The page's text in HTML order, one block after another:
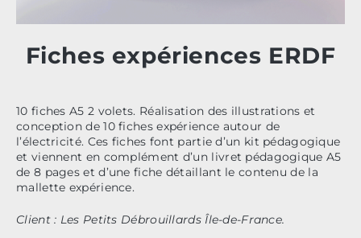
Fiches expériences ERDF
10 fiches A5 2 volets. Réalisation des illustrations et
conception de 10 fiches expérience autour de
l’électricité. Ces fiches font partie d’un kit pédagogique
et viennent en complément d’un livret pédagogique A5
de 8 pages et d’une fiche détaillant le contenu de la
mallette expérience.
Client : Les Petits Débrouillards Île-de-France.